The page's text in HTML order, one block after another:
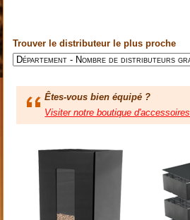
Trouver le distributeur le plus proche
Êtes-vous bien équipé ?
Visiter notre boutique d'accessoires